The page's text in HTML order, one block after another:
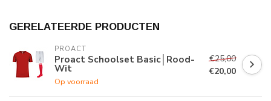
GERELATEERDE PRODUCTEN
PROACT
Proact Schoolset Basic│Rood-
Wit
Op voorraad
€25,00
€20,00